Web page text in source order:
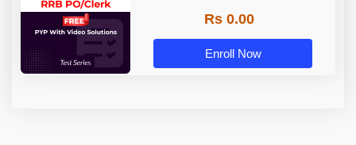
Rs 0.00
Enroll Now